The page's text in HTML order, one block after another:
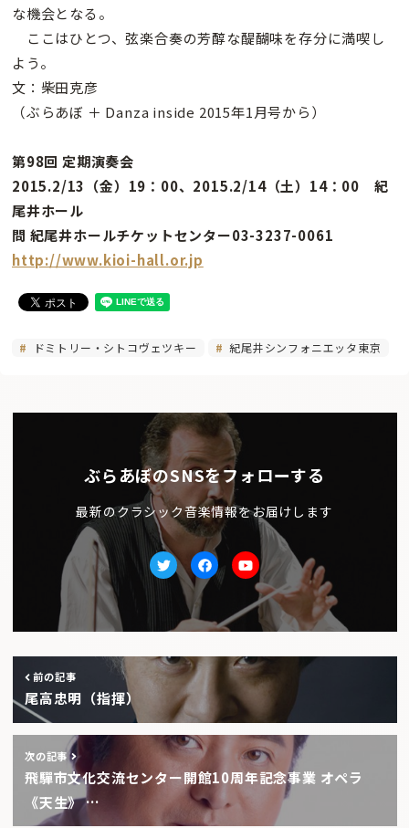
な機会となる。
ここはひとつ、弦楽合奏の芳醇な醍醐味を存分に満喫し
よう。
文：柴田克彦
（ぶらあぼ ＋ Danza inside 2015年1月号から）
第98回 定期演奏会
2015.2/13（金）19：00、2015.2/14（土）14：00 紀
尾井ホール
問 紀尾井ホールチケットセンター03-3237-0061
http://www.kioi-hall.or.jp
ドミトリー・シトコヴェツキー 紀尾井シンフォニエッタ東京
ぶらあぼのSNSをフォローする
最新のクラシック音楽情報をお届けします
TwitterfacebookYoutube
前の記事
尾高忠明（指揮）
次の記事
飛驒市文化交流センター開館10周年記念事業 オペラ
《天生》 …